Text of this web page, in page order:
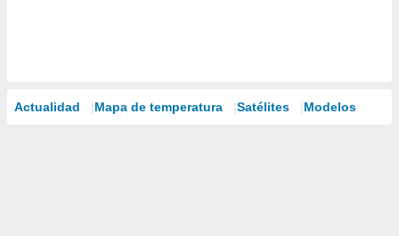
Actualidad Mapa de temperatura Satélites Modelos